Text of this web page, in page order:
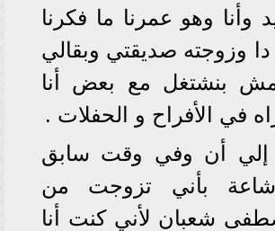
وأنا وهو عمرنا ما فكرنا
دا وزوجته صديقتي وبقالي
مش بنشتغل مع بعض أنا
في الأفراح و الحفلات .
إلي أن وفي وقت سابق
بأني تزوجت من
شعبان لأني كنت أنا